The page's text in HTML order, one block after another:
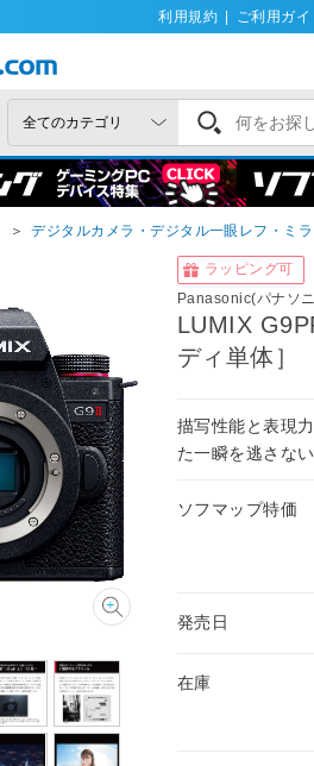
利用規約 ご利用ガイ
＞ デジタルカメラ・デジタル一眼レフ・ミ
ラッピング可
Panasonic(パナソ
LUMIX
ディ単体］
描写性能と表現
た一瞬を逃さな
ソフマップ特価
発売日
在庫